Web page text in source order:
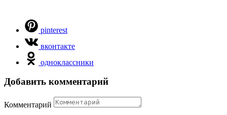
pinterest
вконтакте
одноклассники
Добавить комментарий
Комментарий